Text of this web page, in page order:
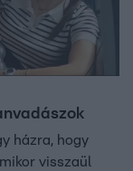
házra, hogy
visszaül